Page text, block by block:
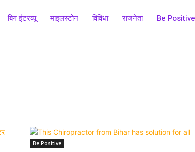
बिग इंटरव्यू माइलस्टोन विविधा राजनेता Be Positive
Be Positive